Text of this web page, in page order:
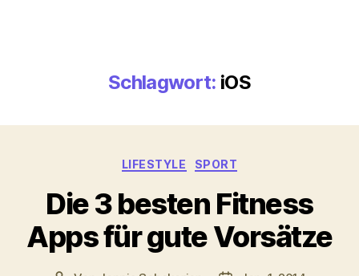
Schlagwort: iOS
Kategorien
LIFESTYLE SPORT
Die 3 besten Fitness
Apps für gute Vorsätze